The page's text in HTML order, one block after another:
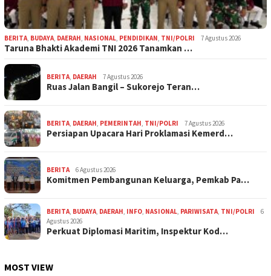
BERITA, BUDAYA, DAERAH, NASIONAL, PENDIDIKAN, TNI/POLRI 7 Agustus 2026
Taruna Bhakti Akademi TNI 2026 Tanamkan …
BERITA, DAERAH 7 Agustus 2026
Ruas Jalan Bangil – Sukorejo Teran…
BERITA, DAERAH, PEMERINTAH, TNI/POLRI 7 Agustus 2026
Persiapan Upacara Hari Proklamasi Kemerd…
BERITA 6 Agustus 2026
Komitmen Pembangunan Keluarga, Pemkab Pa…
BERITA, BUDAYA, DAERAH, INFO, NASIONAL, PARIWISATA, TNI/POLRI
6
Agustus 2026
Perkuat Diplomasi Maritim, Inspektur Kod…
MOST VIEW